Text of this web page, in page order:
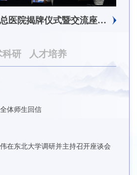
东北大学附属总医院揭牌仪式暨交流座谈会举行
科研 人才培养
体师生回信
在东北大学调研并主持召开座谈会